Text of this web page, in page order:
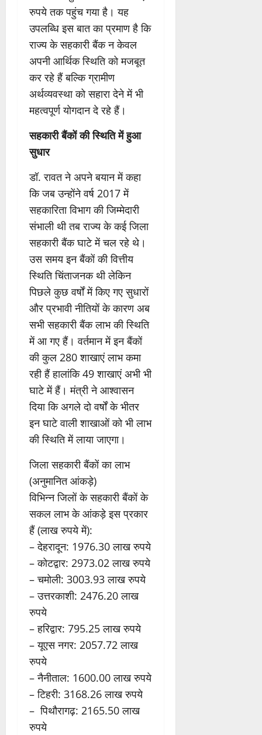
रुपये तक पहुंच गया है। यह
उपलब्धि इस बात का प्रमाण है कि
राज्य के सहकारी बैंक न केवल
अपनी आर्थिक स्थिति को मजबूत
कर रहे हैं बल्कि ग्रामीण
अर्थव्यवस्था को सहारा देने में भी
महत्वपूर्ण योगदान दे रहे हैं।
सहकारी बैंकों की स्थिति में हुआ
सुधार
डॉ. रावत ने अपने बयान में कहा
कि जब उन्होंने वर्ष 2017 में
सहकारिता विभाग की जिम्मेदारी
संभाली थी तब राज्य के कई जिला
सहकारी बैंक घाटे में चल रहे थे।
उस समय इन बैंकों की वित्तीय
स्थिति चिंताजनक थी लेकिन
पिछले कुछ वर्षों में किए गए सुधारों
और प्रभावी नीतियों के कारण अब
सभी सहकारी बैंक लाभ की स्थिति
में आ गए हैं। वर्तमान में इन बैंकों
की कुल 280 शाखाएं लाभ कमा
रही हैं हालांकि 49 शाखाएं अभी भी
घाटे में हैं। मंत्री ने आश्वासन
दिया कि अगले दो वर्षों के भीतर
इन घाटे वाली शाखाओं को भी लाभ
की स्थिति में लाया जाएगा।
जिला सहकारी बैंकों का लाभ
(अनुमानित आंकड़े)
विभिन्न जिलों के सहकारी बैंकों के
सकल लाभ के आंकड़े इस प्रकार
हैं (लाख रुपये में):
– देहरादून: 1976.30 लाख रुपये
– कोटद्वार: 2973.02 लाख रुपये
– चमोली: 3003.93 लाख रुपये
– उत्तरकाशी: 2476.20 लाख
रुपये
– हरिद्वार: 795.25 लाख रुपये
– यूएस नगर: 2057.72 लाख
रुपये
– नैनीताल: 1600.00 लाख रुपये
– टिहरी: 3168.26 लाख रुपये
– पिथौरागढ़: 2165.50 लाख
रुपये